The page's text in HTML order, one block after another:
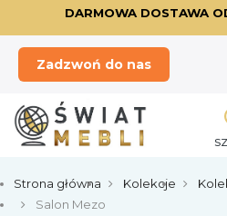
DARMOWA DOSTAWA
Zadzwoń do nas
Strona główna Kolekcje
Salon Mezo